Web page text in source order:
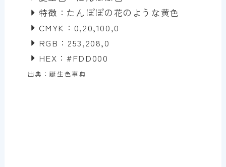
特徴：たんぽぽの花のような黄色
CMYK：0,20,100,0
RGB：253,208,0
HEX：#FDD000
出典：誕生色事典